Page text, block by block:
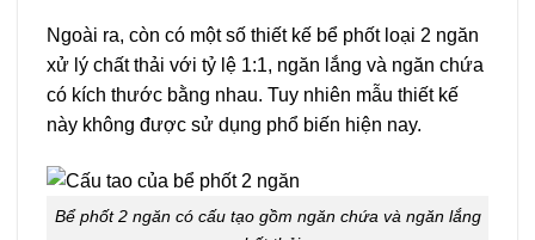
Ngoài ra, còn có một số thiết kế bể phốt loại 2 ngăn
xử lý chất thải với tỷ lệ 1:1, ngăn lắng và ngăn chứa
có kích thước bằng nhau. Tuy nhiên mẫu thiết kế
này không được sử dụng phổ biến hiện nay.
Bể phốt 2 ngăn có cấu tạo gồm ngăn chứa và ngăn lắng